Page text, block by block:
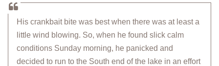
His crankbait bite was best when there was at least a
little wind blowing. So, when he found slick calm
conditions Sunday morning, he panicked and
decided to run to the South end of the lake in an effort